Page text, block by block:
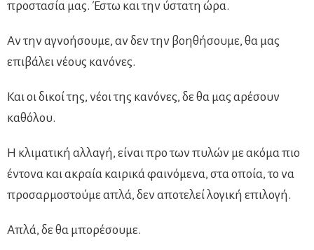
προστασία μας. Έστω και την ύστατη ώρα.
Αν την αγνοήσουμε, αν δεν την βοηθήσουμε, θα μας
επιβάλει νέους κανόνες.
Και οι δικοί της, νέοι της κανόνες, δε θα μας αρέσουν
καθόλου.
Η κλιματική αλλαγή, είναι προ των πυλών με ακόμα πιο
έντονα και ακραία καιρικά φαινόμενα, στα οποία, το να
προσαρμοστούμε απλά, δεν αποτελεί λογική επιλογή.
Απλά, δε θα μπορέσουμε.